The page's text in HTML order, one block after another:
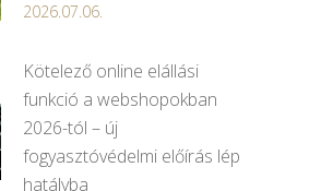
2026.07.06.
Kötelező online elállási
funkció a webshopokban
2026-tól – új
fogyasztóvédelmi előírás lép
hatályba